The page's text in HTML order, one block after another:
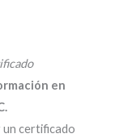
en
un certificado